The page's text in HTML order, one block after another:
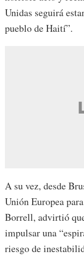
Unidas seguirá
pueblo de Haití”.
A su vez, desde
Unión Europea
Borrell, advirtió
impulsar una
riesgo de